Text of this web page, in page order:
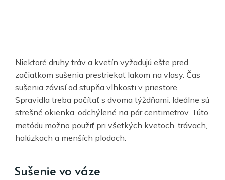
Niektoré druhy tráv a kvetín vyžadujú ešte pred
začiatkom sušenia prestriekať lakom na vlasy. Čas
sušenia závisí od stupňa vlhkosti v priestore.
Spravidla treba počítať s dvoma týždňami. Ideálne sú
strešné okienka, odchýlené na pár centimetrov. Túto
metódu možno použiť pri všetkých kvetoch, trávach,
halúzkach a menších plodoch.
Sušenie vo váze